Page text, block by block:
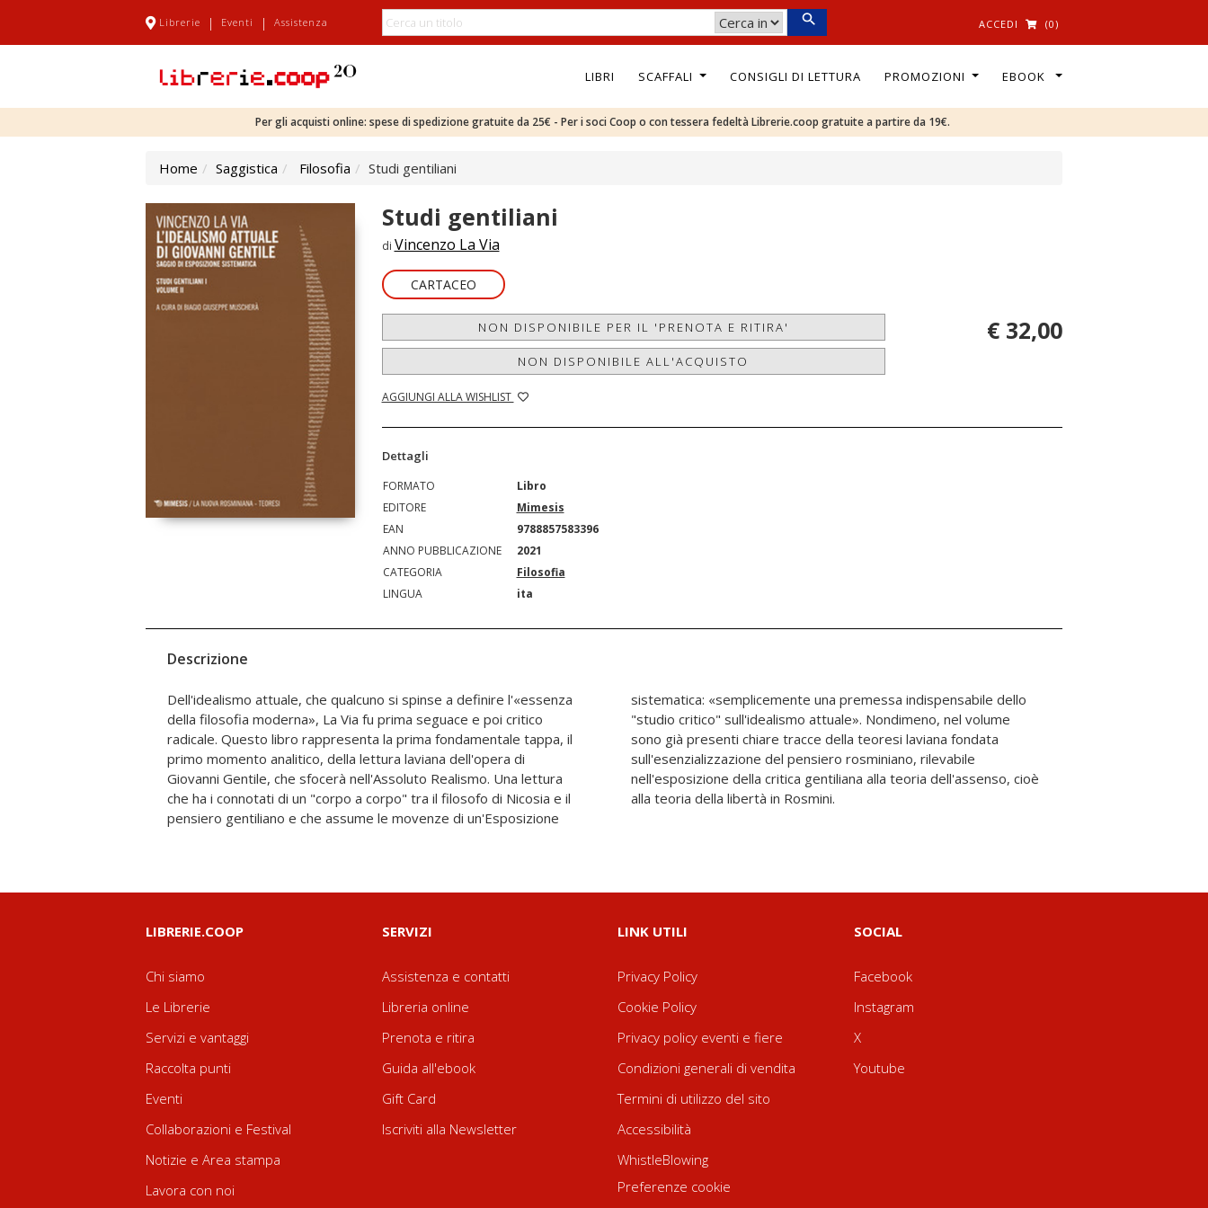
Librerie | Eventi | Assistenza ACCEDI (0)
LIBRI SCAFFALI CONSIGLI DI LETTURA PROMOZIONI EBOOK
Per gli acquisti online: spese di spedizione gratuite da 25€ - Per i soci Coop o con tessera fedeltà Librerie.coop gratuite a partire da 19€.
Home Saggistica Filosofia Studi gentiliani
Studi gentiliani
di Vincenzo La Via
CARTACEO
NON DISPONIBILE PER IL 'PRENOTA E RITIRA'
NON DISPONIBILE ALL'ACQUISTO
AGGIUNGI ALLA WISHLIST
€ 32,00
Dettagli
FORMATO
Libro
EDITORE
Mimesis
EAN
9788857583396
ANNO PUBBLICAZIONE
2021
CATEGORIA
Filosofia
LINGUA
ita
Descrizione
Dell'idealismo attuale, che qualcuno si spinse a definire l'«essenza
della filosofia moderna», La Via fu prima seguace e poi critico
radicale. Questo libro rappresenta la prima fondamentale tappa, il
primo momento analitico, della lettura laviana dell'opera di
Giovanni Gentile, che sfocerà nell'Assoluto Realismo. Una lettura
che ha i connotati di un "corpo a corpo" tra il filosofo di Nicosia e il
pensiero gentiliano e che assume le movenze di un'Esposizione
sistematica: «semplicemente una premessa indispensabile dello
"studio critico" sull'idealismo attuale». Nondimeno, nel volume
sono già presenti chiare tracce della teoresi laviana fondata
sull'esenzializzazione del pensiero rosminiano, rilevabile
nell'esposizione della critica gentiliana alla teoria dell'assenso, cioè
alla teoria della libertà in Rosmini.
LIBRERIE.COOP
Chi siamo
Le Librerie
Servizi e vantaggi
Raccolta punti
Eventi
Collaborazioni e Festival
Notizie e Area stampa
Lavora con noi
SERVIZI
Assistenza e contatti
Libreria online
Prenota e ritira
Guida all'ebook
Gift Card
Iscriviti alla Newsletter
LINK UTILI
Privacy Policy
Cookie Policy
Privacy policy eventi e fiere
Condizioni generali di vendita
Termini di utilizzo del sito
Accessibilità
WhistleBlowing
Preferenze cookie
SOCIAL
Facebook
Instagram
X
Youtube